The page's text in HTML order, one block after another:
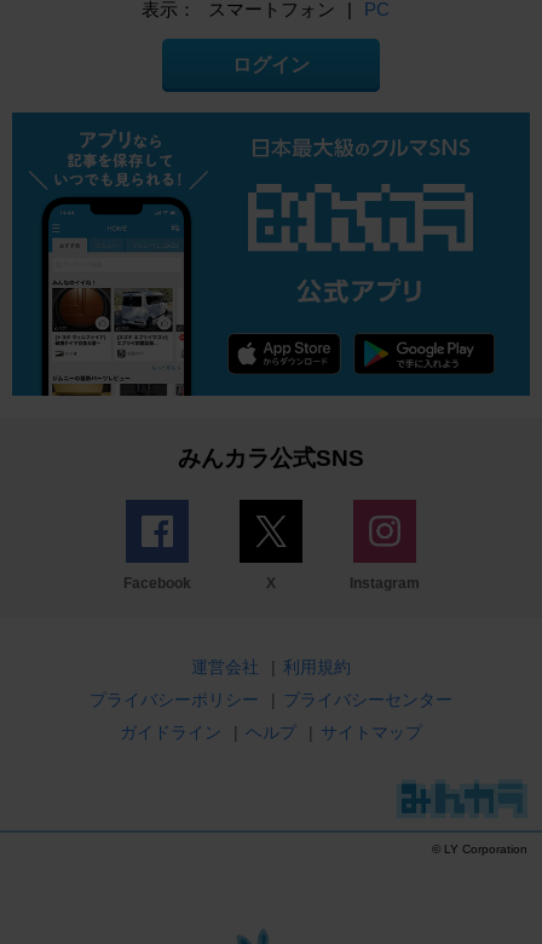
表示： スマートフォン | PC
ログイン
みんカラ公式SNS
Facebook X Instagram
運営会社 | 利用規約
プライバシーポリシー
| プライバシーセンター
ガイドライン
| ヘルプ | サイトマップ
© LY Corporation